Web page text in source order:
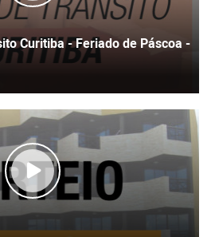
Curitiba - Feriado de Páscoa -